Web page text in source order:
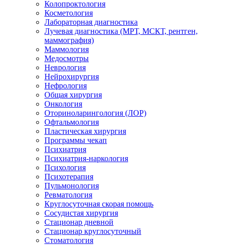
Колопроктология
Косметология
Лабораторная диагностика
Лучевая диагностика (МРТ, МСКТ, рентген,
маммография)
Маммология
Медосмотры
Неврология
Нейрохирургия
Нефрология
Общая хирургия
Онкология
Оториноларингология (ЛОР)
Офтальмология
Пластическая хирургия
Программы чекап
Психиатрия
Психиатрия-наркология
Психология
Психотерапия
Пульмонология
Ревматология
Круглосуточная скорая помощь
Сосудистая хирургия
Стационар дневной
Стационар круглосуточный
Стоматология